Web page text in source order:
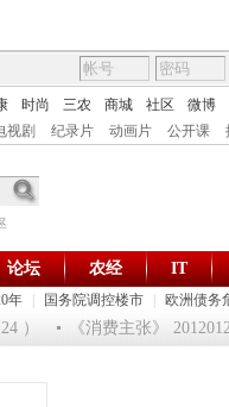
时尚 三农 商城 社区 微博
视剧 纪录片 动画片 公开课
年 国务院调控楼市 欧洲债务
论坛 农经 IT
《消费主张》